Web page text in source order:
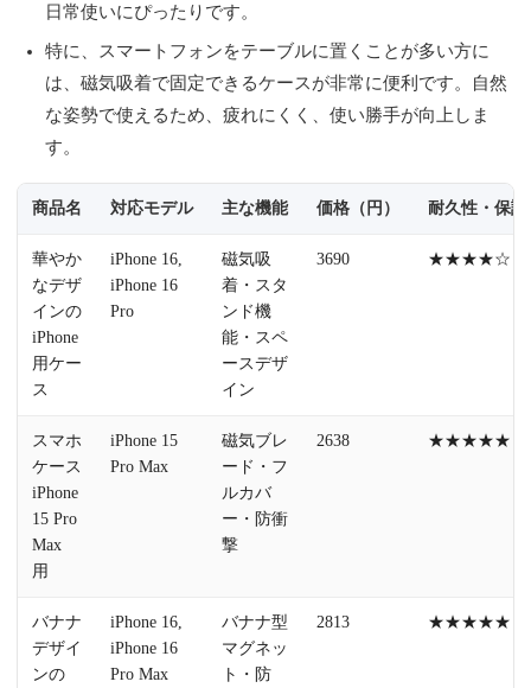
日常使いにぴったりです。
特に、スマートフォンをテーブルに置くことが多い方に
は、磁気吸着で固定できるケースが非常に便利です。自然
な姿勢で使えるため、疲れにくく、使い勝手が向上しま
す。
商品名 対応モデル 主な機能 価格（円） 耐久性・保護
華やか
なデザ
インの
iPhone
用ケー
ス
iPhone 16,
iPhone 16
Pro
磁気吸
着・スタ
ンド機
能・スペ
ースデザ
イン
3690 ★★★★☆
スマホ
ケース
iPhone
15 Pro
Max
用
iPhone 15
Pro Max
磁気ブレ
ード・フ
ルカバ
ー・防衝
撃
2638 ★★★★★
バナナ
デザイ
ンの
iPhone 16,
iPhone 16
Pro Max
バナナ型
マグネッ
ト・防
2813 ★★★★★